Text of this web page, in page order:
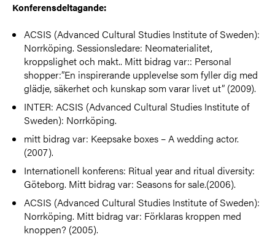
Konferensdeltagande:
ACSIS (Advanced Cultural Studies Institute of Sweden):
Norrköping. Sessionsledare: Neomaterialitet,
kroppslighet och makt.. Mitt bidrag var:: Personal
shopper:”En inspirerande upplevelse som fyller dig med
glädje, säkerhet och kunskap som varar livet ut” (2009).
INTER: ACSIS (Advanced Cultural Studies Institute of
Sweden): Norrköping.
mitt bidrag var: Keepsake boxes – A wedding actor.
(2007).
Internationell konferens: Ritual year and ritual diversity:
Göteborg. Mitt bidrag var: Seasons for sale.(2006).
ACSIS (Advanced Cultural Studies Institute of Sweden):
Norrköping. Mitt bidrag var: Förklaras kroppen med
knoppen? (2005).